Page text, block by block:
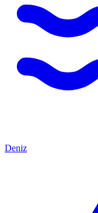
Deniz